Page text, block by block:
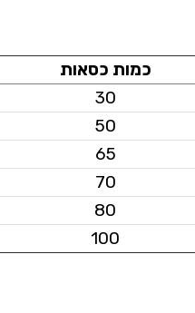
כמות כסאות
30
50
65
70
80
100